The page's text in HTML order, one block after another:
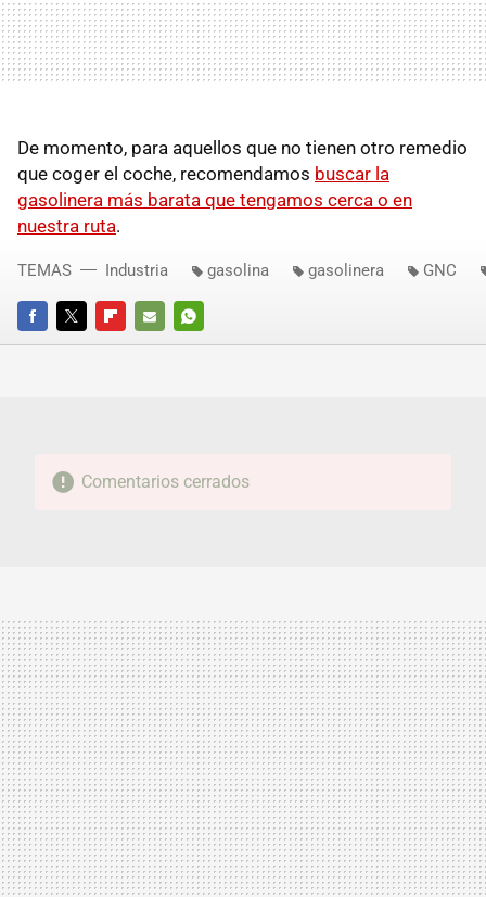
De momento, para aquellos que no tienen otro remedio
que coger el coche, recomendamos buscar la
gasolinera más barata que tengamos cerca o en
nuestra ruta.
FACEBOOKTWITTERFLIPBOARD
E-
WHATSAPP
TEMAS Industria gasolina gasolinera GNC
Comentarios cerrados